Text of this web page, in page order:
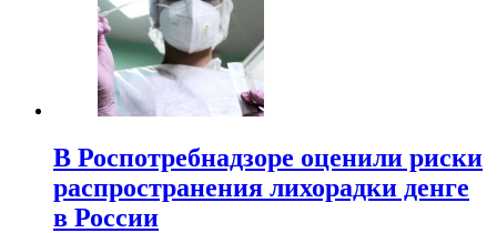
В Роспотребнадзоре оценили риски
распространения лихорадки денге
в России